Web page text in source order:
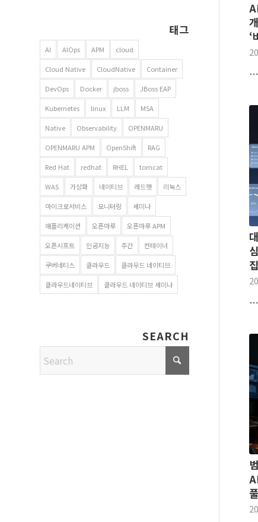
‘
…
…
태그
AI AIOps APM cloud
Cloud Native CloudNative Container
DevOps Docker jboss JBoss EAP
Kubernetes linux LLM MSA
Native Observability OPENMARU
OPENMARU APM OpenShift RAG
Red Hat redhat RHEL tomcat
WAS 가상화 네이티브 레드햇 리눅스
마이크로서비스 모니터링 세미나
애플리케이션 오픈마루 오픈마루 APM
오픈시프트 인공지능 주간 컨테이너
쿠버네티스 클라우드 클라우드 네이티브
클라우드네이티브 클라우드 네이티브 세미나
SEARCH